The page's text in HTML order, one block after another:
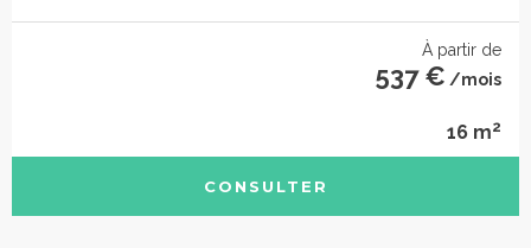
À partir de
537 € /mois
16 m2
CONSULTER